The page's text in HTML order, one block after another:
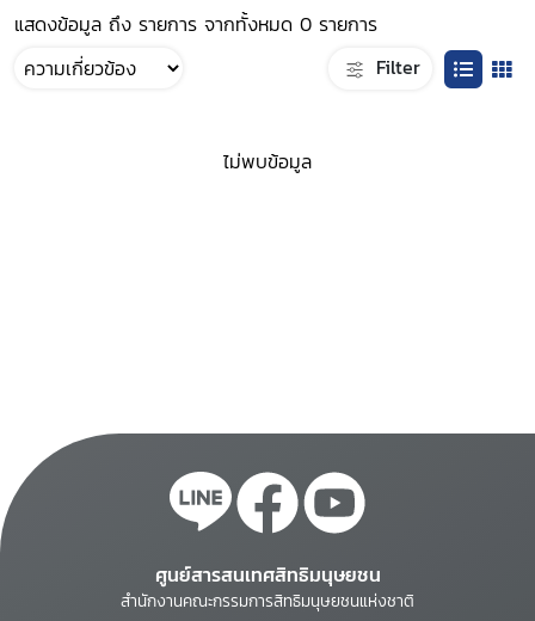
แสดงข้อมูล ถึง รายการ จากทั้งหมด 0 รายการ
Filter
ไม่พบข้อมูล
ศูนย์สารสนเทศสิทธิมนุษยชน
สำนักงานคณะกรรมการสิทธิมนุษยชนแห่งชาติ